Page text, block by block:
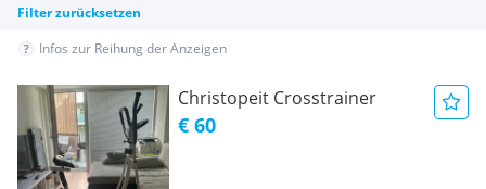
Filter zurücksetzen
Infos zur Reihung der Anzeigen
Christopeit Crosstrainer
€ 60